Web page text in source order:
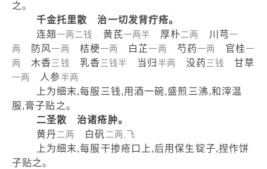
之。
千金托里散 治一切发背疔疮。
连翘一两二钱 黄芪一两半 厚朴二两 川芎一
两
防风一两 桔梗一两 白芷一两 芍药一两 官桂一
两
木香三钱 乳香三钱半 当归 半两 没药三钱 甘草
一两 人参半两
上为细末,每服三钱,用酒一碗,盛煎三沸,和滓温
服,膏子贴之。
二圣散 治诸疮肿。
黄丹二两 白矾 二两,飞
上为细末,每服干掺疮口上,后用保生锭子,捏作饼
子贴之。